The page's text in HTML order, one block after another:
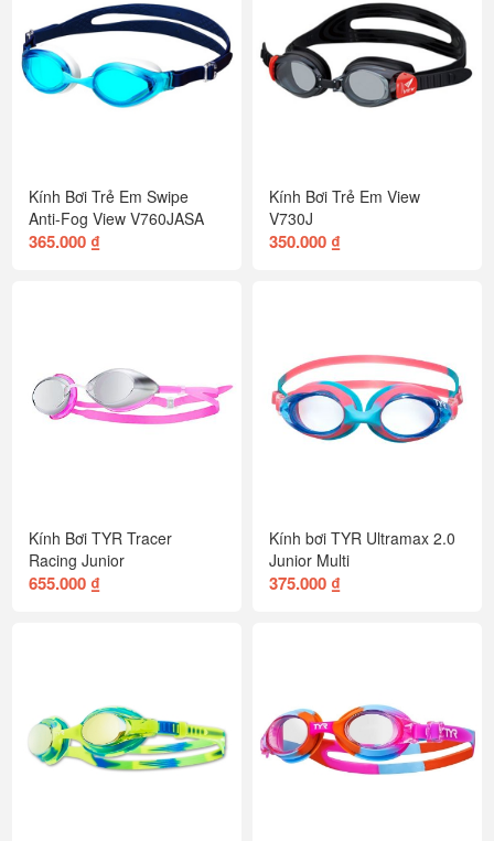
Kính Bơi Trẻ Em Swipe
Anti-Fog View V760JASA
365.000 ₫
Kính Bơi Trẻ Em View
V730J
350.000 ₫
Kính Bơi TYR Tracer
Racing Junior
655.000 ₫
Kính bơi TYR Ultramax 2.0
Junior Multi
375.000 ₫